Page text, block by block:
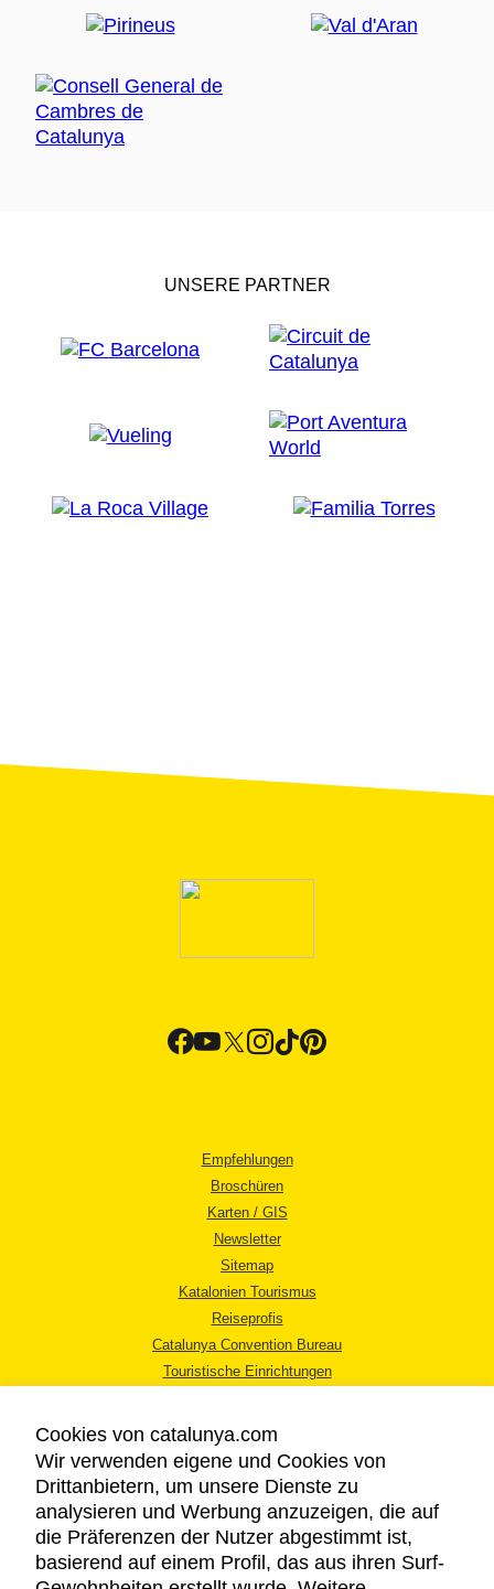
UNSERE PARTNER
Empfehlungen
Broschüren
Karten / GIS
Newsletter
Sitemap
Katalonien Tourismus
Reiseprofis
Catalunya Convention Bureau
Touristische Einrichtungen
RECHTLICHER HINWEIS
DATENSCHUTZICHTLINIE
Cookies von catalunya.com
Wir verwenden eigene und Cookies von
Drittanbietern, um unsere Dienste zu
analysieren und Werbung anzuzeigen, die auf
die Präferenzen der Nutzer abgestimmt ist,
basierend auf einem Profil, das aus ihren Surf-